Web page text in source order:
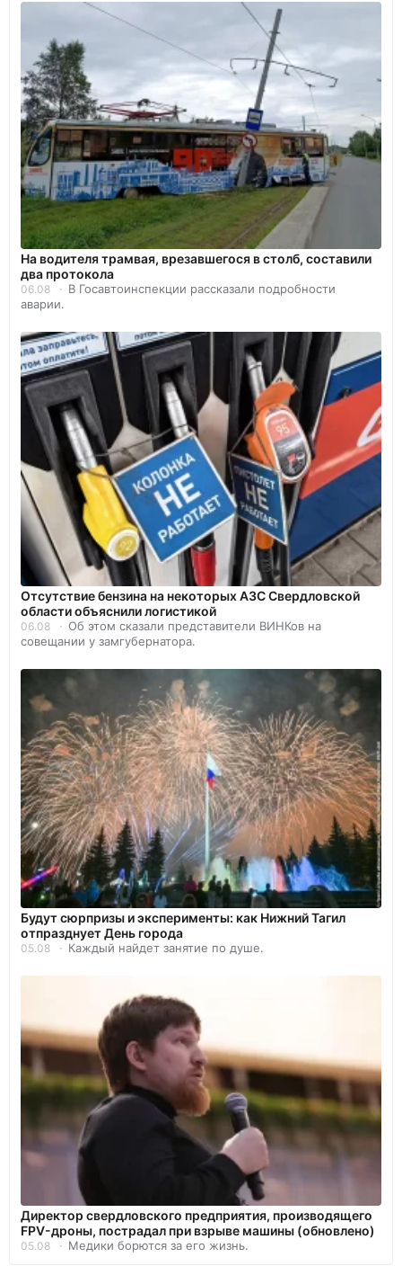
На водителя трамвая, врезавшегося в столб, составили
два протокола
06.08
В Госавтоинспекции рассказали подробности
аварии.
Отсутствие бензина на некоторых АЗС Свердловской
области объяснили логистикой
06.08
Об этом сказали представители ВИНКов на
совещании у замгубернатора.
Будут сюрпризы и эксперименты: как Нижний Тагил
отпразднует День города
05.08 Каждый найдет занятие по душе.
Директор свердловского предприятия, производящего
FPV-дроны, пострадал при взрыве машины (обновлено)
05.08 Медики борются за его жизнь.